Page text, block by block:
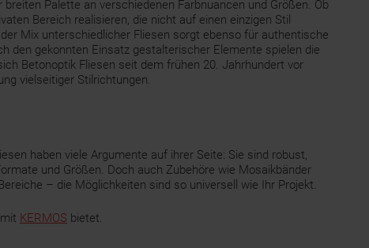
Palette an verschiedenen Farbnuancen und Größen. Ob
Bereich realisieren, die nicht auf einen einzigen Stil
Mix unterschiedlicher Fliesen sorgt ebenso für authentische
den gekonnten Einsatz gestalterischer Elemente spielen die
Betonoptik Fliesen seit dem frühen 20. Jahrhundert vor
vielseitiger Stilrichtungen.
haben viele Argumente auf ihrer Seite: Sie sind robust,
und Größen. Doch auch Zubehöre wie Mosaikbänder
– die Möglichkeiten sind so universell wie Ihr Projekt.
KERMOS bietet.